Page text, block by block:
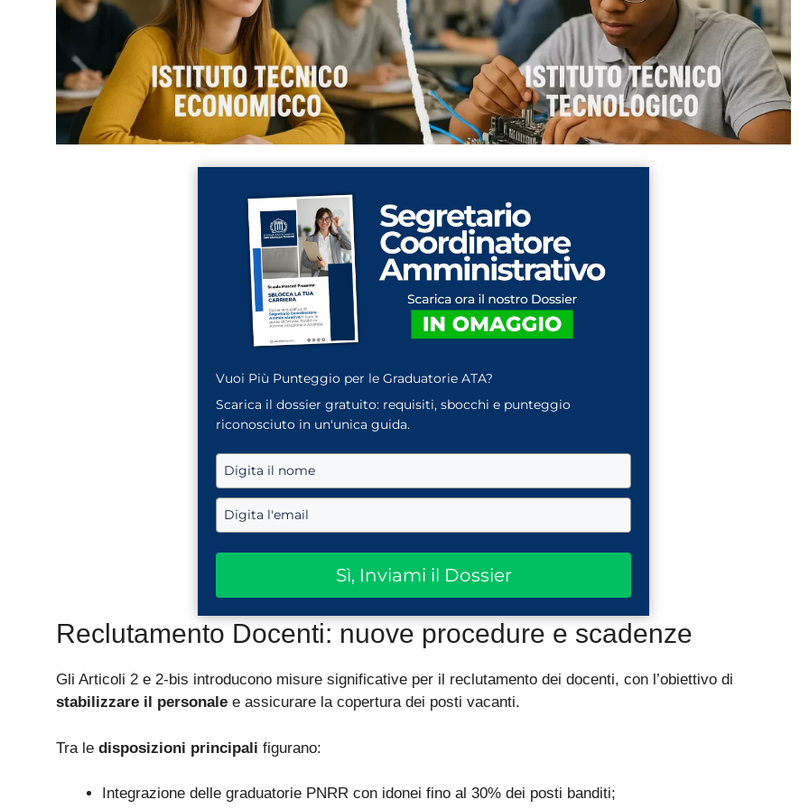
Vuoi Più Punteggio per le Graduatorie ATA?
Scarica il dossier gratuito: requisiti, sbocchi e punteggio
riconosciuto in un'unica guida.
Sì, Inviami il Dossier
Reclutamento Docenti: nuove procedure e scadenze
Gli Articoli 2 e 2-bis introducono misure significative per il reclutamento dei docenti, con l’obiettivo di
stabilizzare il personale e assicurare la copertura dei posti vacanti.
Tra le disposizioni principali figurano:
Integrazione delle graduatorie PNRR con idonei fino al 30% dei posti banditi;